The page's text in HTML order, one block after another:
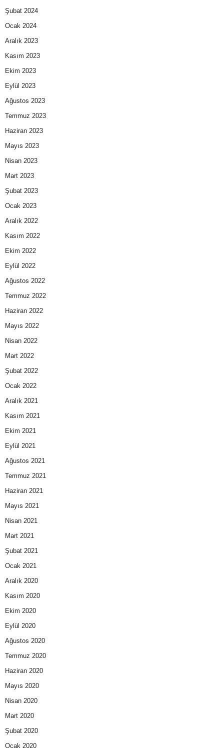
Şubat 2024
Ocak 2024
Aralık 2023
Kasım 2023
Ekim 2023
Eylül 2023
Ağustos 2023
Temmuz 2023
Haziran 2023
Mayıs 2023
Nisan 2023
Mart 2023
Şubat 2023
Ocak 2023
Aralık 2022
Kasım 2022
Ekim 2022
Eylül 2022
Ağustos 2022
Temmuz 2022
Haziran 2022
Mayıs 2022
Nisan 2022
Mart 2022
Şubat 2022
Ocak 2022
Aralık 2021
Kasım 2021
Ekim 2021
Eylül 2021
Ağustos 2021
Temmuz 2021
Haziran 2021
Mayıs 2021
Nisan 2021
Mart 2021
Şubat 2021
Ocak 2021
Aralık 2020
Kasım 2020
Ekim 2020
Eylül 2020
Ağustos 2020
Temmuz 2020
Haziran 2020
Mayıs 2020
Nisan 2020
Mart 2020
Şubat 2020
Ocak 2020